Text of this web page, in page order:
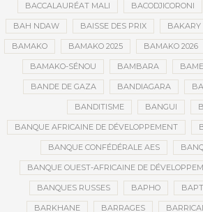
BACCALAURÉAT MALI BACODJICORONI
BAH NDAW BAISSE DES PRIX BAKARY
BAMAKO BAMAKO 2025 BAMAKO 2026
BAMAKO-SÉNOU BAMBARA
BANDE DE GAZA BANDIAGARA
BANDITISME BANGUI
BANQUE AFRICAINE DE DÉVELOPPEMENT
BANQUE CONFÉDÉRALE AES
BANQUE OUEST-AFRICAINE DE
BANQUES RUSSES BAPHO
BARKHANE BARRAGES